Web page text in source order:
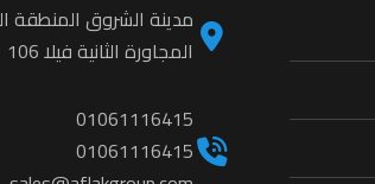
مدينة الشروق المنطقة
المجاورة الثانية فيلا 106
01061116415
01061116415